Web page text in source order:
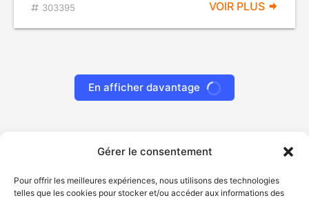
Gérer le consentement
Pour offrir les meilleures expériences, nous utilisons des technologies
telles que les cookies pour stocker et/ou accéder aux informations des
303395 VOIR PLUS
En afficher davantage